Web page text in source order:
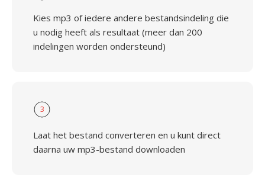
Kies mp3 of iedere andere bestandsindeling die
u nodig heeft als resultaat (meer dan 200
indelingen worden ondersteund)
3
Laat het bestand converteren en u kunt direct
daarna uw mp3-bestand downloaden